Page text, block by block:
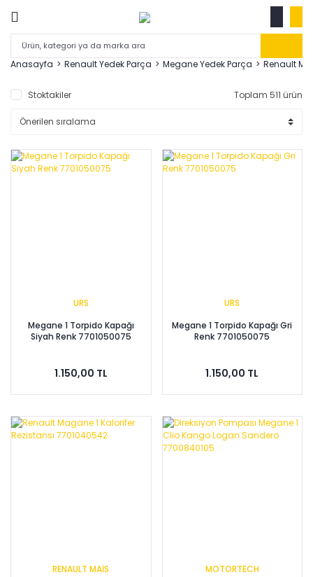
Anasayfa Renault Yedek Parça Megane Yedek Parça Renault
Stoktakiler Toplam 511 ürün
URS
Megane 1 Torpido Kapağı
Siyah Renk 7701050075
1.150,00 TL
URS
Megane 1 Torpido Kapağı Gri
Renk 7701050075
1.150,00 TL
RENAULT MAİS
MOTORTECH